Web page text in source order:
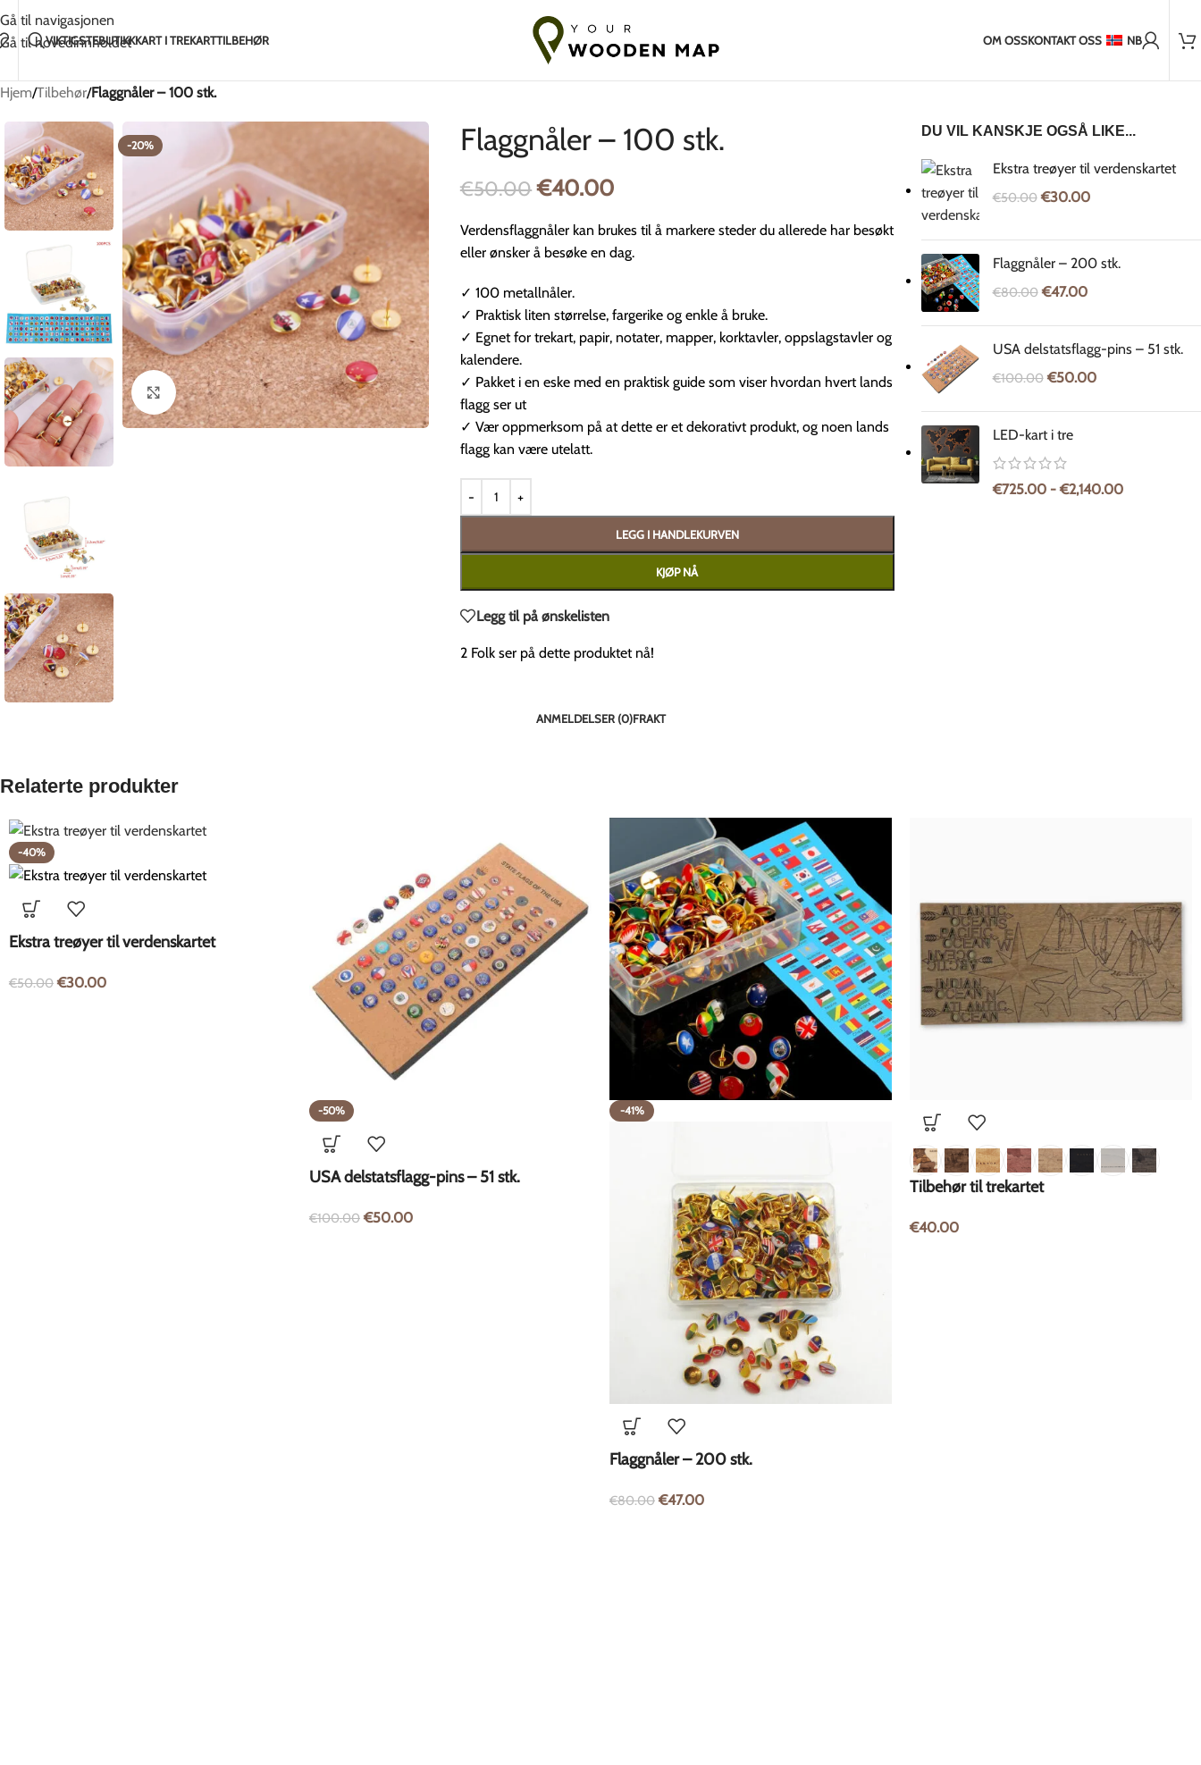
Gå til navigasjonen
Gå til hovedinnholdet
Håndlaget med kjærlighet i Litauen 7-14 dagers frakt til EU
VIKTIGSTEBUTIKKKART I TREKARTTILBEHØR OM OSSKONTAKT OSS NB
Hjem/Tilbehør/Flaggnåler – 100 stk.
-20%
Klikk for å forstørre
Flaggnåler – 100 stk.
€50.00 €40.00
Verdensflaggnåler kan brukes til å markere steder du allerede har besøkt
eller ønsker å besøke en dag.
✓ 100 metallnåler.
✓ Praktisk liten størrelse, fargerike og enkle å bruke.
✓ Egnet for trekart, papir, notater, mapper, korktavler, oppslagstavler og
kalendere.
✓ Pakket i en eske med en praktisk guide som viser hvordan hvert lands
flagg ser ut
✓ Vær oppmerksom på at dette er et dekorativt produkt, og noen lands
flagg kan være utelatt.
LEGG I HANDLEKURVEN
KJØP NÅ
Legg til på ønskelisten
2 Folk ser på dette produktet nå!
DU VIL KANSKJE OGSÅ LIKE...
Ekstra treøyer til verdenskartet
€50.00 €30.00
Flaggnåler – 200 stk.
€80.00 €47.00
USA delstatsflagg-pins – 51 stk.
€100.00 €50.00
LED-kart i tre
€725.00 - €2,140.00
ANMELDELSER (0)FRAKT
Relaterte produkter
-40%
Ekstra treøyer til verdenskartet
€50.00 €30.00
-50%
USA delstatsflagg-pins – 51 stk.
€100.00 €50.00
-41%
Flaggnåler – 200 stk.
€80.00 €47.00
Tilbehør til trekartet
€40.00